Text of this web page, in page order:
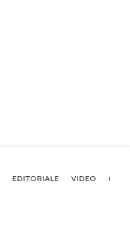
EDITORIALE VIDEO